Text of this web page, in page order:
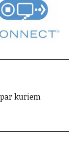
kuriem